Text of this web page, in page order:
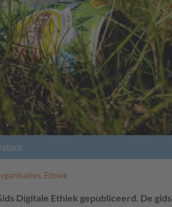
, Ethiek
Digitale Ethiek gepubliceerd. De gids